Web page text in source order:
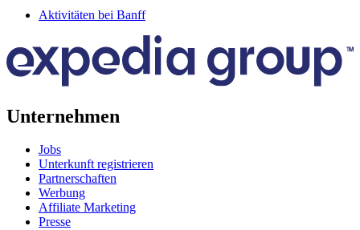
Aktivitäten bei Banff
Unternehmen
Jobs
Unterkunft registrieren
Partnerschaften
Werbung
Affiliate Marketing
Presse